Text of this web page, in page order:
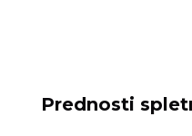
Prednosti